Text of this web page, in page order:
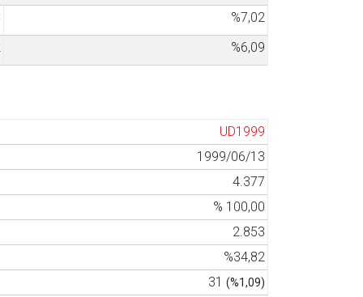
%7,02
%6,09
UD1999
1999/06/13
4.377
% 100,00
2.853
%34,82
31 (%1,09)